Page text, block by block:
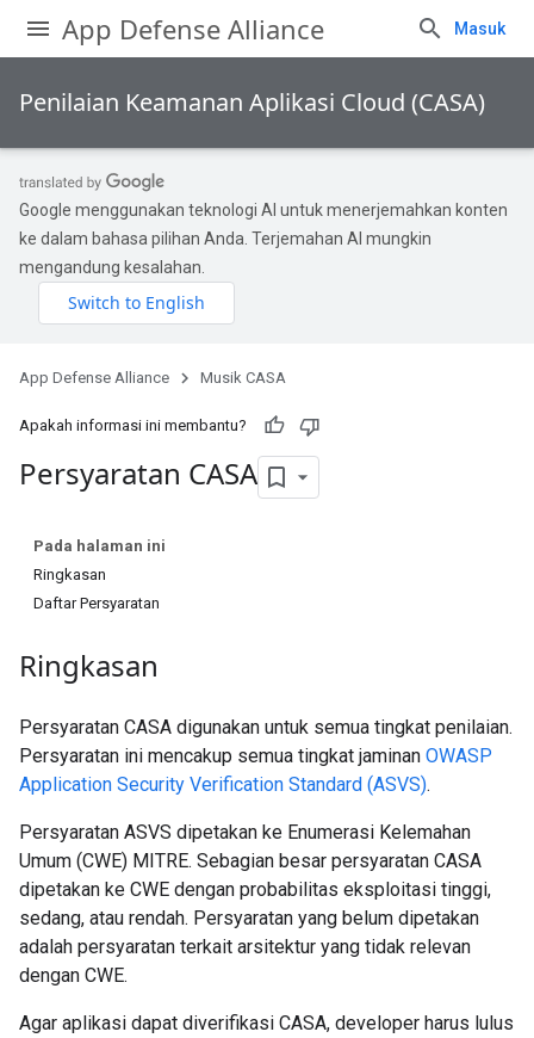
App Defense Alliance Masuk
Penilaian Keamanan Aplikasi Cloud (CASA)
Google menggunakan teknologi AI untuk menerjemahkan konten
ke dalam bahasa pilihan Anda. Terjemahan AI mungkin
mengandung kesalahan.
App Defense Alliance Musik CASA
Apakah informasi ini membantu?
Persyaratan CASA
Pada halaman ini
Ringkasan
Daftar Persyaratan
Ringkasan
Persyaratan CASA digunakan untuk semua tingkat penilaian.
Persyaratan ini mencakup semua tingkat jaminan OWASP
Application Security Verification Standard (ASVS).
Persyaratan ASVS dipetakan ke Enumerasi Kelemahan
Umum (CWE) MITRE. Sebagian besar persyaratan CASA
dipetakan ke CWE dengan probabilitas eksploitasi tinggi,
sedang, atau rendah. Persyaratan yang belum dipetakan
adalah persyaratan terkait arsitektur yang tidak relevan
dengan CWE.
Agar aplikasi dapat diverifikasi CASA, developer harus lulus